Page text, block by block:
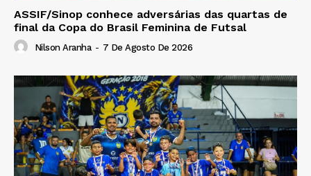
ASSIF/Sinop conhece adversárias das quartas de
final da Copa do Brasil Feminina de Futsal
Nilson Aranha - 7 De Agosto De 2026